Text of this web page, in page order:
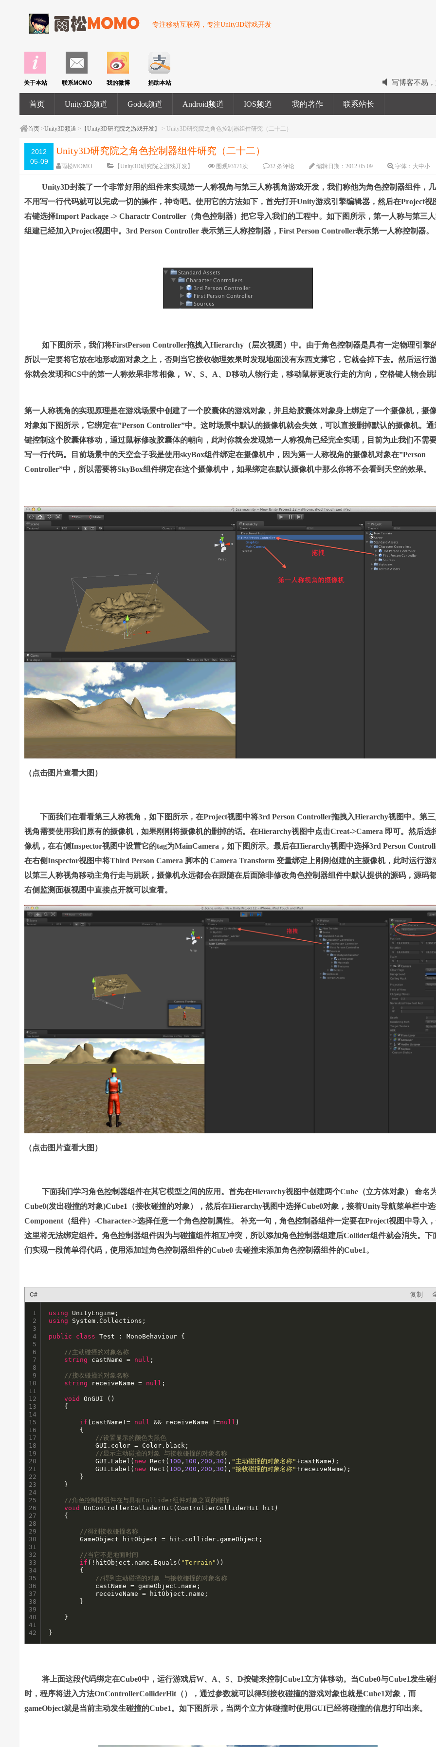
专注移动互联网，专注Unity3D游戏开发
写博客不易
2022我的
关于本站 联系MOMO 我的微博 捐助本站
首页 Unity3D频道 Godot频道 Android频道 IOS频道 我的著作 联系站长
首页 >Unity3D频道 > 【Unity3D研究院之游戏开发】 > Unity3D研究院之角色控制器组件研究（二十二）
2012
05-09
Unity3D研究院之角色控制器组件研究（二十二）
雨松MOMO 【Unity3D研究院之游戏开发】 围观93171次 32 条评论 编辑日期：2012-05-09 字体： 大中小
Unity3D封装了一个非常好用的组件来实现第一人称视角与第三人称视角游戏开发，我们称他为角色控制器组件，
不用写一行代码就可以完成一切的操作，神奇吧。使用它的方法如下，首先打开Unity游戏引擎编辑器，然后在Project视
右键选择Import Package -> Charactr Controller（角色控制器）把它导入我们的工程中。如下图所示，第一人称与第三
组建已经加入Project视图中。3rd Person Controller 表示第三人称控制器，First Person Controller表示第一人称控制器。
如下图所示，我们将FirstPerson Controller拖拽入Hierarchy（层次视图）中。由于角色控制器是具有一定物理引擎
所以一定要将它放在地形或面对象之上，否则当它接收物理效果时发现地面没有东西支撑它，它就会掉下去。然后运行
你就会发现和CS中的第一人称效果非常相像， W、S、A、D移动人物行走，移动鼠标更改行走的方向，空格键人物会跳
第一人称视角的实现原理是在游戏场景中创建了一个胶囊体的游戏对象，并且给胶囊体对象身上绑定了一个摄像机，摄
对象如下图所示，它绑定在”Person Controller”中。这时场景中默认的摄像机就会失效，可以直接删掉默认的摄像机。通
键控制这个胶囊体移动，通过鼠标修改胶囊体的朝向，此时你就会发现第一人称视角已经完全实现，目前为止我们不需
写一行代码。
目前场景中的天空盒子我是使用skyBox组件绑定在摄像机中，因为第一人称视角的摄像机对象在”Person
Controller”中，所以需要将SkyBox组件绑定在这个摄像机中，如果绑定在默认摄像机中那么你将不会看到天空的效果。
（点击图片查看大图）
下面我们在看看第三人称视角，如下图所示，在Project视图中将3rd Person Controller拖拽入Hierarchy视图中。第
视角需要使用我们原有的摄像机，如果刚刚将摄像机的删掉的话。在Hierarchy视图中点击Creat->Camera 即可。然后选
像机，在右侧Inspector视图中设置它的tag为MainCamera，如下图所示。最后在Hierarchy视图中选择3rd Person
在右侧Inspector视图中将Third Person Camera 脚本的 Camera Transform 变量绑定上刚刚创建的主摄像机，此时运行游
以第三人称视角移动主角行走与跳跃，摄像机永远都会在跟随在后面除非修改角色控制器组件中默认提供的源码，源码
右侧监测面板视图中直接点开就可以查看。
（点击图片查看大图）
下面我们学习角色控制器组件在其它模型之间的应用。首先在Hierarchy视图中创建两个Cube（立方体对象） 命名
Cube0(发出碰撞的对象)Cube1（接收碰撞的对象），然后在Hierarchy视图中选择Cube0对象，接着Unity导航菜单栏中
Component（组件）-Character->选择任意一个角色控制属性。 补充一句，角色控制器组件一定要在Project视图中导入
这里将无法绑定组件。角色控制器组件因为与碰撞组件相互冲突，所以添加角色控制器组建后Collider组件就会消失。下
们实现一段简单得代码，使用添加过角色控制器组件的Cube0 去碰撞未添加角色控制器组件的Cube1。
C# 复制
1
2
3
4
5
6
7
8
9
10
11
12
13
14
15
16
17
18
19
20
21
22
23
24
25
26
27
28
29
30
31
32
33
34
35
36
37
38
39
40
41
42
using
using System.Collections;
public class Test : MonoBehaviour {
//主动碰撞的对象名称
string castName = null ;
//接收碰撞的对象名称
string receiveName = null ;
void
OnGUI ()
    {
if (castName!= null && receiveName !=null )
//设置显示的颜色为黑色
			GUI.color = Color.black;
//显示主动碰撞的对象 与接收碰撞的对象名称
	    	GUI.Label(
new Rect( 100 , 100 , 200 ,30 ), "主动碰撞的对象名称"+castName);
	    	GUI.Label(
new Rect( 100 , 200 , 200 ,30 ), "接收碰撞的对象名称"+receiveName);
//角色控制器组件在与具有Collider组件对象之间的碰撞
void
OnControllerColliderHit(ControllerColliderHit hit)
//得到接收碰撞名称
		GameObject hitObject = hit.collider.gameObject;
//当它不是地面时间
if (!hitObject.name.Equals( "Terrain" ))
//得到主动碰撞的对象 与接收碰撞的对象名称
}
将上面这段代码绑定在Cube0中，运行游戏后W、A、S、D按键来控制Cube1立方体移动。当Cube0与Cube1发生碰
时，程序将进入方法OnControllerColliderHit（），通过参数就可以得到接收碰撞的游戏对象也就是Cube1对象，而
gameObject就是当前主动发生碰撞的Cube1。如下图所示，当两个立方体碰撞时使用GUI已经将碰撞的信息打印出来。